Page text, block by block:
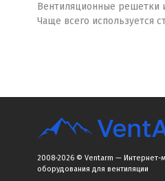
Вентиляционные решетки
Чаще всего используется
2008-2026 © Ventarm — Интернет-
оборудования для вентиляции